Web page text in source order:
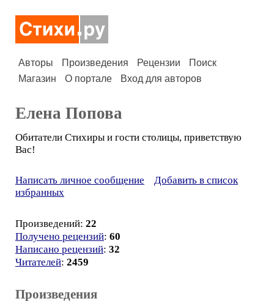
Авторы Произведения Рецензии
Поиск
Магазин
О портале Вход для авторов
Елена Попова
Обитатели Стихиры и гости столицы, приветствую
Вас!
Написать личное сообщение
Добавить в список
избранных
Произведений: 22
Получено рецензий: 60
Написано рецензий: 32
Читателей: 2459
Произведения